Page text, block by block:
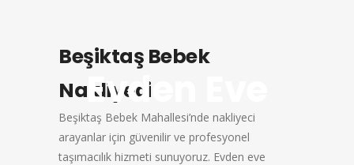
Evden Eve
Beşiktaş Bebek
Nakliyeci
Beşiktaş Bebek Mahallesi’nde nakliyeci
arayanlar için güvenilir ve profesyonel
taşımacılık hizmeti sunuyoruz. Evden eve